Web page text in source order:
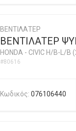
ΒΕΝΤΙΛΑΤΕΡ
ΒΕΝΤΙΛΑΤΕΡ
HONDA - CIVIC H/B-L/B
#80616
Κωδικός: 076106440